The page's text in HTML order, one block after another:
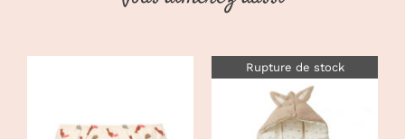
Rupture de stock